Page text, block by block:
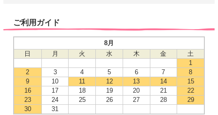
ご利用ガイド
8月
日
月 火 水 木 金
土
1
2
3 4 5 6 7
8
9
10 11 12 13 14
15
16
17 18 19 20 21
22
23
24 25 26 27 28
29
30
31